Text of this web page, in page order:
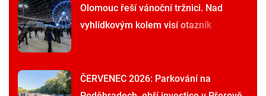
Olomouc řeší vánoční tržnici. Nad
vyhlídkovým kolem visí otazník
ČERVENEC 2026: Parkování na